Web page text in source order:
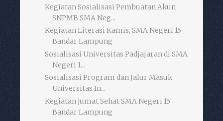
Kegiatan Sosialisasi Pembuatan Akun
SNPMB SMA Neg...
Kegiatan Literasi Kamis, SMA Negeri 15
Bandar Lampung
Sosialisasi Universitas Padjajaran di SMA
Negeri 1...
Sosialisasi Program dan Jalur Masuk
Universitas In...
Kegiatan Jumat Sehat SMA Negeri 15
Bandar Lampung